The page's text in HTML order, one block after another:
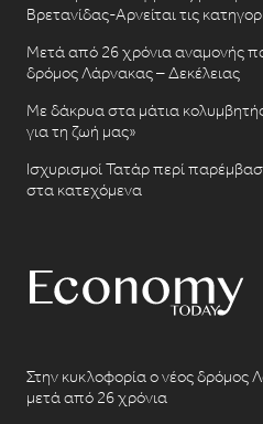
Βρετανίδας-Αρνείται τις
Μετά από 26 χρόνια αναμονής
δρόμος Λάρνακας – Δεκέλειας
Με δάκρυα στα μάτια
για τη ζωή μας»
Ισχυρισμοί Τατάρ περί
στα κατεχόμενα
Στην κυκλοφορία ο νέος δρόμος
μετά από 26 χρόνια